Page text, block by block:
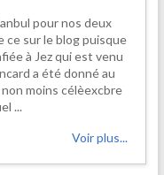
pour nos deux
sur le blog puisque
à Jez qui est venu
a été donné au
moins célèexcbre
...
Voir plus...